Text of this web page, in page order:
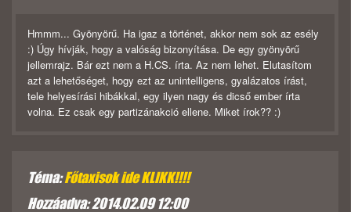
Hmmm... Gyönyörű. Ha igaz a történet, akkor nem sok az esély
:) Úgy hívják, hogy a valóság bizonyítása. De egy gyönyörű
jellemrajz. Bár ezt nem a H.CS. írta. Az nem lehet. Elutasítom
azt a lehetőséget, hogy ezt az unintelligens, gyalázatos írást,
tele helyesírási hibákkal, egy ilyen nagy és dicső ember írta
volna. Ez csak egy partizánakció ellene. Miket írok?? :)
Téma:Főtaxisok ide KLIKK!!!!
Hozzáadva: 2014.02.09 12:00